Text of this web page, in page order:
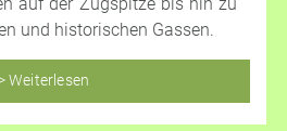
und historischen Gassen.
Weiterlesen